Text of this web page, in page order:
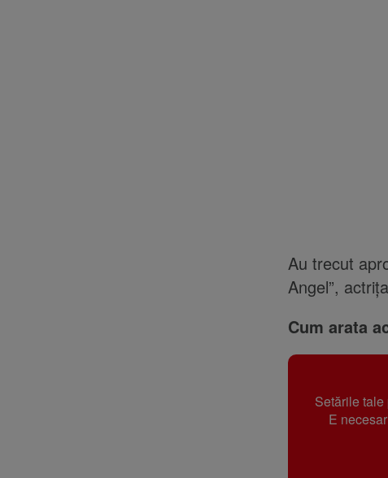
Au trecut
Angel”,
Cum arata
Setările
E